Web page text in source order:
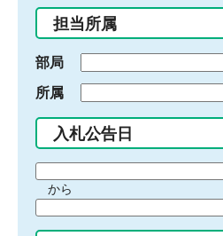
入
力
担当所属
部局
所属
入札公告日
間
始
から
間